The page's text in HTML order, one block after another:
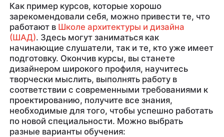
Как пример курсов, которые хорошо
зарекомендовали себя, можно привести те, что
работают в Школе архитектуры и дизайна
(ШАД). Здесь могут заниматься как
начинающие слушатели, так и те, кто уже имеет
подготовку. Окончив курсы, вы станете
дизайнером широкого профиля, научитесь
творчески мыслить, выполнять работу в
соответствии с современными требованиями к
проектированию, получите все знания,
необходимые для того, чтобы успешно работать
по новой специальности. Можно выбрать
разные варианты обучения: